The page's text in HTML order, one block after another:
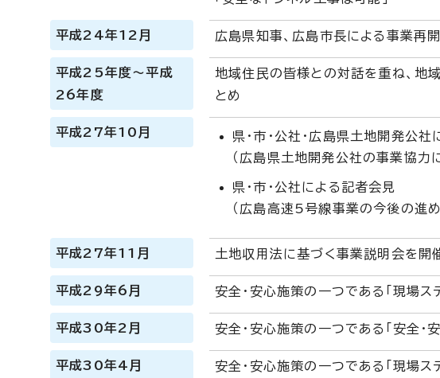
平成24年12月 広島県知事、広島市長による事業再
平成25年度～平成
26年度
地域住民の皆様との対話を重ね、地
とめ
平成27年10月
県・市・公社・広島県土地開発公社
（広島県土地開発公社の事業協力
県・市・公社による記者会見
（広島高速5号線事業の今後の進め
平成27年11月 土地収用法に基づく事業説明会を開
平成29年6月 安全・安心施策の一つである「現場ス
平成30年2月 安全・安心施策の一つである「安全・
平成30年4月 安全・安心施策の一つである「現場ス